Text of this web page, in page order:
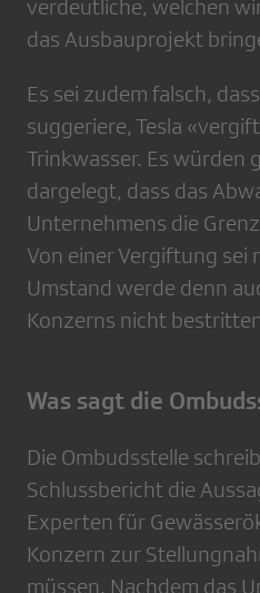
verdeutliche, welchen
das Ausbauprojekt
Es sei zudem falsch,
suggeriere, Tesla
Trinkwasser. Es würden
dargelegt, dass das
Unternehmens die
Von einer Vergiftung sei
Umstand werde denn
Konzerns nicht
Was sagt die
Die Ombudsstelle
Schlussbericht die
Experten für
Konzern zur
müssen. Nachdem das